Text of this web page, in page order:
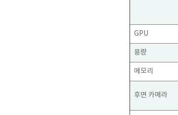
GPU
용량
메모리
후면 카메라